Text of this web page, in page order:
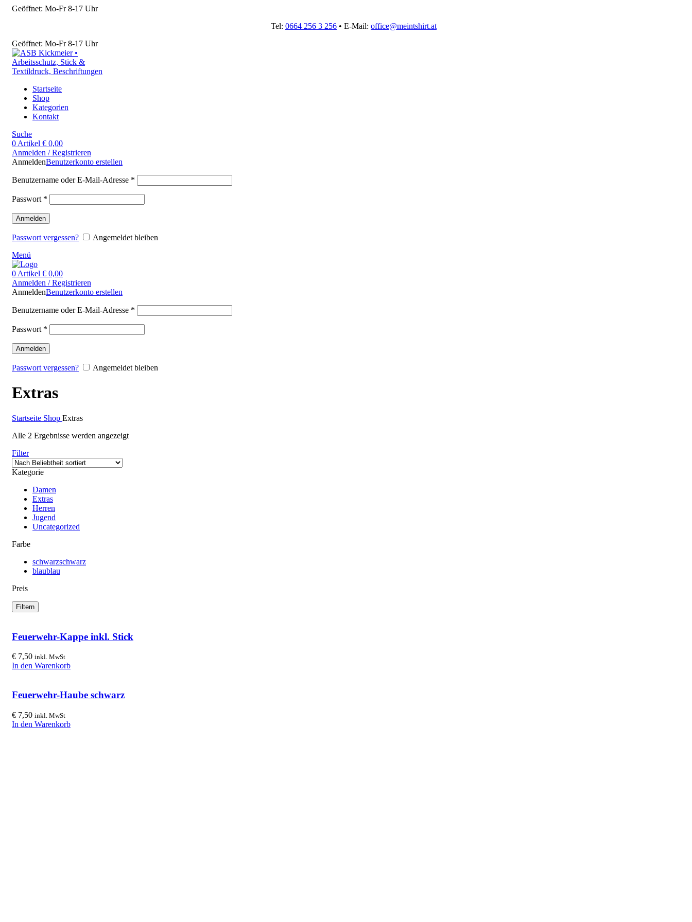
Geöffnet: Mo-Fr 8-17 Uhr
Tel: 0664 256 3 256 • E-Mail: office@meintshirt.at
Geöffnet: Mo-Fr 8-17 Uhr
Startseite
Shop
Kategorien
Kontakt
Suche
0 Artikel € 0,00
Anmelden / Registrieren
AnmeldenBenutzerkonto erstellen
Benutzername oder E-Mail-Adresse *
Passwort *
Anmelden
Passwort vergessen?
Angemeldet bleiben
Menü
0 Artikel € 0,00
Anmelden / Registrieren
AnmeldenBenutzerkonto erstellen
Benutzername oder E-Mail-Adresse *
Passwort *
Anmelden
Passwort vergessen? Angemeldet bleiben
Extras
Startseite Shop Extras
Alle 2 Ergebnisse werden angezeigtNach
Filter
Kategorie
Damen
Extras
Herren
Jugend
Uncategorized
Farbe
schwarzschwarz
blaublau
Preis
Filtern
Feuerwehr-Kappe inkl. Stick
€ 7,50 inkl. MwSt
In den Warenkorb
Feuerwehr-Haube schwarz
€ 7,50 inkl. MwSt
In den Warenkorb